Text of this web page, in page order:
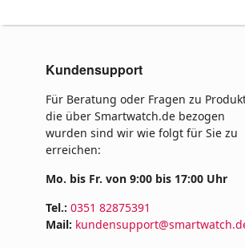
Kundensupport
Für Beratung oder Fragen zu
die über Smartwatch.de bezogen
wurden sind wir wie folgt für Sie zu
erreichen:
Mo. bis Fr. von 9:00 bis 17:00 Uhr
Tel.: 0351 82875391
Mail: